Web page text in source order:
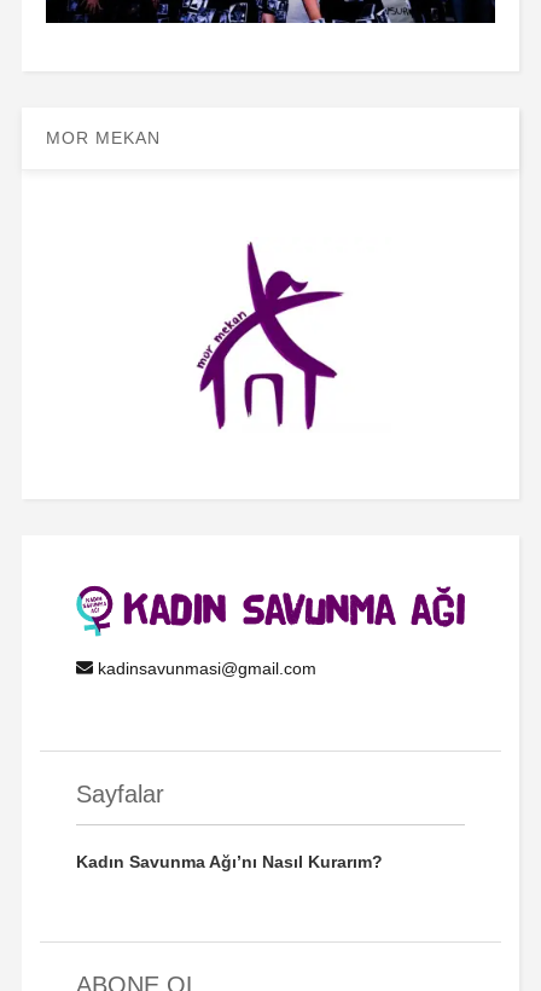
MOR MEKAN
kadinsavunmasi@gmail.com
Sayfalar
Kadın Savunma Ağı’nı Nasıl Kurarım?
ABONE OL